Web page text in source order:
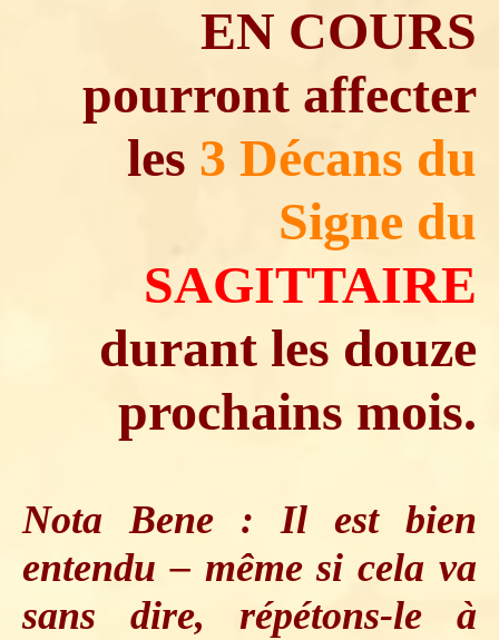
EN COURS
pourront affecter
les 3 Décans du
Signe du
SAGITTAIRE
durant les douze
prochains mois.
Nota Bene : Il est bien
entendu – même si cela va
sans dire, répétons-le à